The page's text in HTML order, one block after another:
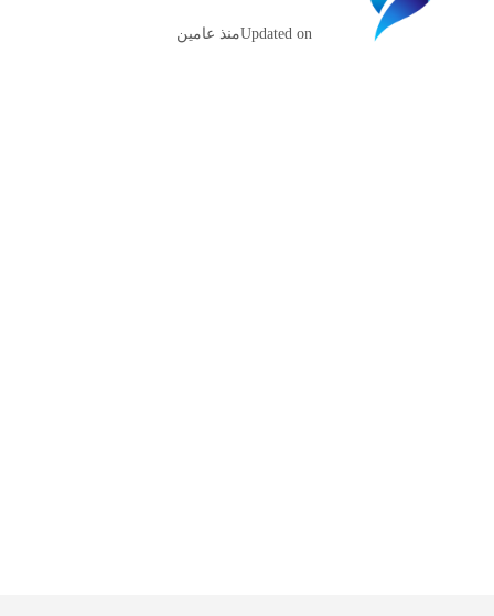
Updated onمنذ عامين